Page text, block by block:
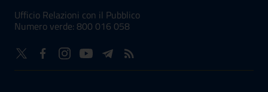
Ufficio Relazioni con il Pubblico
Numero verde: 800 016 058